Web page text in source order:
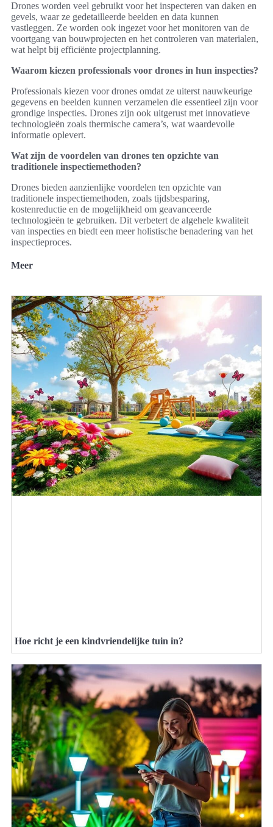
Drones worden veel gebruikt voor het inspecteren van daken en
gevels, waar ze gedetailleerde beelden en data kunnen
vastleggen. Ze worden ook ingezet voor het monitoren van de
voortgang van bouwprojecten en het controleren van materialen,
wat helpt bij efficiënte projectplanning.
Waarom kiezen professionals voor drones in hun inspecties?
Professionals kiezen voor drones omdat ze uiterst nauwkeurige
gegevens en beelden kunnen verzamelen die essentieel zijn voor
grondige inspecties. Drones zijn ook uitgerust met innovatieve
technologieën zoals thermische camera’s, wat waardevolle
informatie oplevert.
Wat zijn de voordelen van drones ten opzichte van
traditionele inspectiemethoden?
Drones bieden aanzienlijke voordelen ten opzichte van
traditionele inspectiemethoden, zoals tijdsbesparing,
kostenreductie en de mogelijkheid om geavanceerde
technologieën te gebruiken. Dit verbetert de algehele kwaliteit
van inspecties en biedt een meer holistische benadering van het
inspectieproces.
Meer
Hoe richt je een kindvriendelijke tuin in?